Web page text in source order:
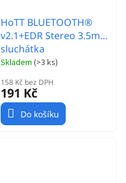
HoTT BLUETOOTH®
v2.1+EDR Stereo 3.5mm
sluchátka
Skladem (>3 ks)
158 Kč bez DPH
191 Kč
Do košíku